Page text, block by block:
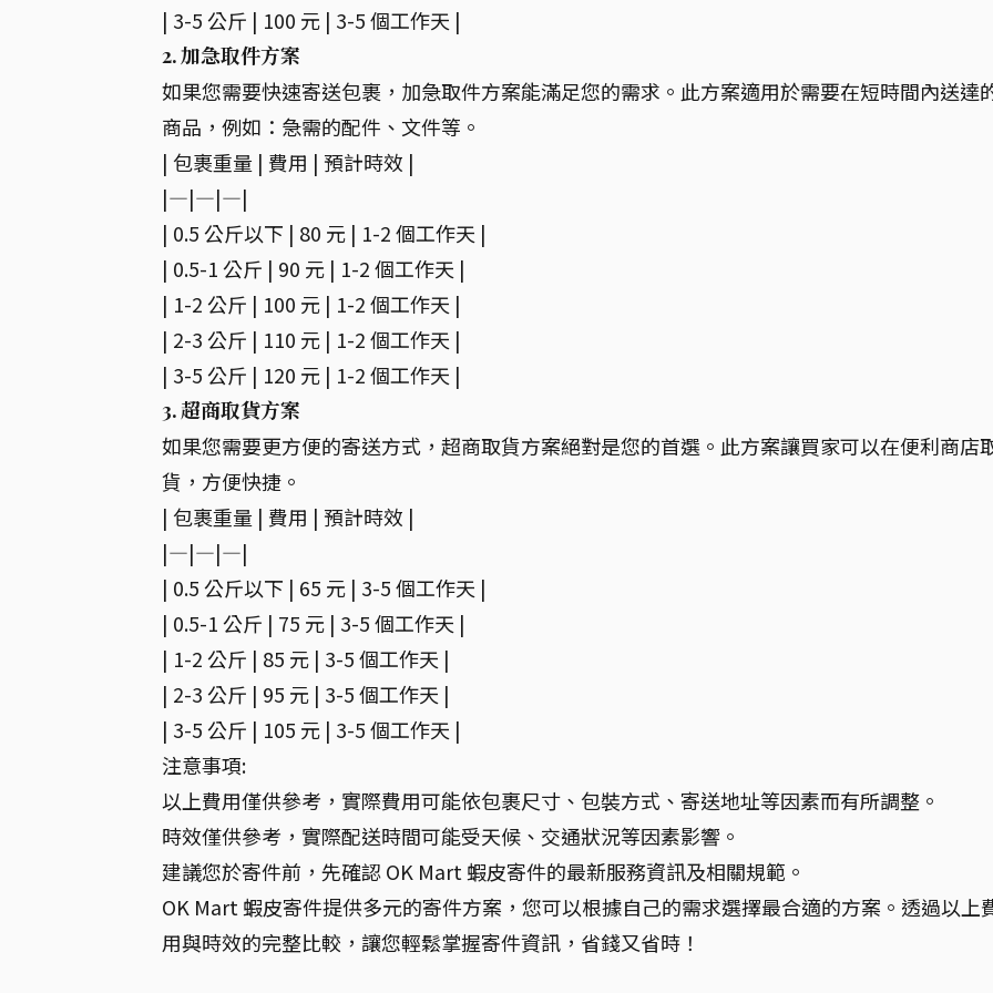
| 3-5 公斤 | 100 元 | 3-5 個工作天 |
2. 加急取件方案
如果您需要快速寄送包裹，加急取件方案能滿足您的需求。此方案適用於需要在短時間內送達
商品，例如：急需的配件、文件等。
| 包裹重量 | 費用 | 預計時效 |
|—|—|—|
| 0.5 公斤以下 | 80 元 | 1-2 個工作天 |
| 0.5-1 公斤 | 90 元 | 1-2 個工作天 |
| 1-2 公斤 | 100 元 | 1-2 個工作天 |
| 2-3 公斤 | 110 元 | 1-2 個工作天 |
| 3-5 公斤 | 120 元 | 1-2 個工作天 |
3. 超商取貨方案
如果您需要更方便的寄送方式，超商取貨方案絕對是您的首選。此方案讓買家可以在便利商店
貨，方便快捷。
| 包裹重量 | 費用 | 預計時效 |
|—|—|—|
| 0.5 公斤以下 | 65 元 | 3-5 個工作天 |
| 0.5-1 公斤 | 75 元 | 3-5 個工作天 |
| 1-2 公斤 | 85 元 | 3-5 個工作天 |
| 2-3 公斤 | 95 元 | 3-5 個工作天 |
| 3-5 公斤 | 105 元 | 3-5 個工作天 |
注意事項:
以上費用僅供參考，實際費用可能依包裹尺寸、包裝方式、寄送地址等因素而有所調整。
時效僅供參考，實際配送時間可能受天候、交通狀況等因素影響。
建議您於寄件前，先確認 OK Mart 蝦皮寄件的最新服務資訊及相關規範。
OK Mart 蝦皮寄件提供多元的寄件方案，您可以根據自己的需求選擇最合適的方案。透過以上
用與時效的完整比較，讓您輕鬆掌握寄件資訊，省錢又省時！